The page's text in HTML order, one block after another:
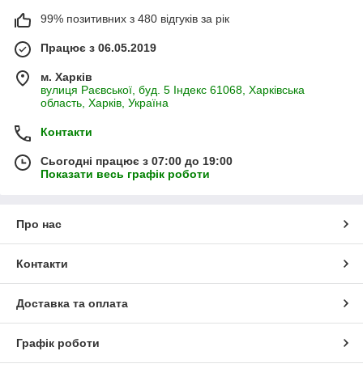
99% позитивних з 480 відгуків за рік
Працює з 06.05.2019
м. Харків
вулиця Раєвської, буд. 5 Індекс 61068, Харківська
область, Харків, Україна
Контакти
Сьогодні працює з 07:00 до 19:00
Показати весь графік роботи
Про нас
Контакти
Доставка та оплата
Графік роботи